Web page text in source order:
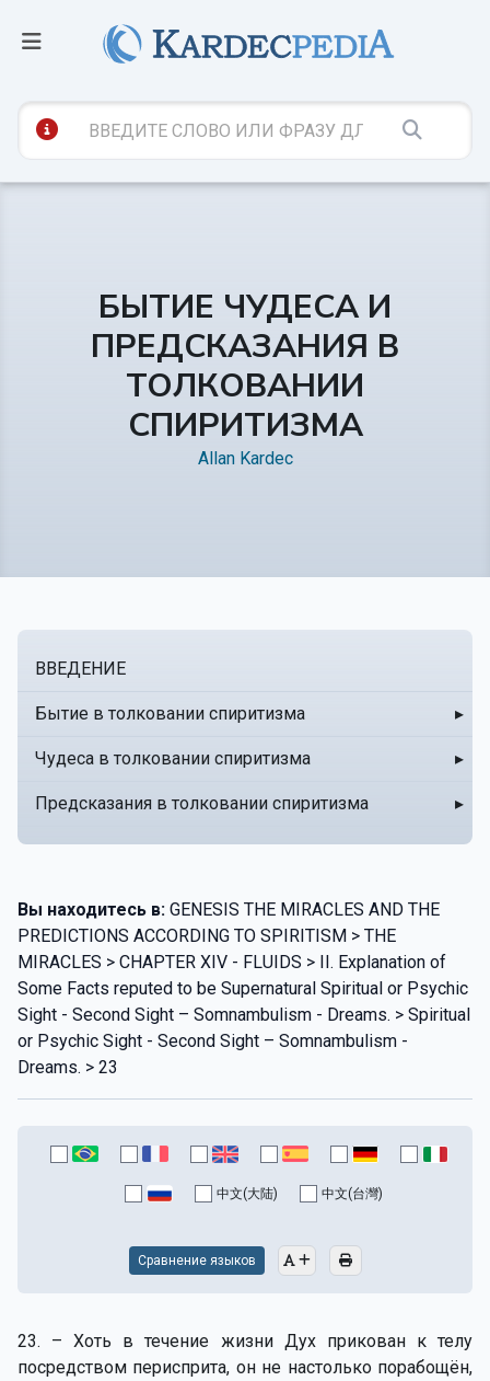
БЫТИЕ ЧУДЕСА И
ПРЕДСКАЗАНИЯ В
ТОЛКОВАНИИ
СПИРИТИЗМА
Allan Kardec
ВВЕДЕНИЕ
Бытие в толковании спиритизма ▸
Чудеса в толковании спиритизма ▸
Предсказания в толковании спиритизма ▸
Вы находитесь в: GENESIS THE MIRACLES AND THE
PREDICTIONS ACCORDING TO SPIRITISM > THE
MIRACLES > CHAPTER XIV - FLUIDS > II. Explanation of
Some Facts reputed to be Supernatural Spiritual or Psychic
Sight - Second Sight – Somnambulism - Dreams. > Spiritual
or Psychic Sight - Second Sight – Somnambulism -
Dreams. > 23
中文(大陆) 中文(台灣)
Сравнение языков
23. – Хоть в течение жизни Дух прикован к телу
посредством перисприта, он не настолько порабощён,